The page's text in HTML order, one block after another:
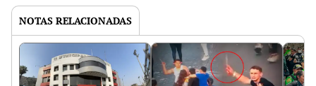
NOTAS RELACIONADAS